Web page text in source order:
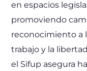
en espacios
promoviendo
reconocimiento a
trabajo y la
el Sifup asegura